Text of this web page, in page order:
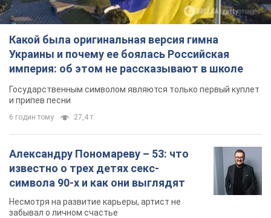
Какой была оригинальная версия гимна
Украины и почему ее боялась Российская
империя: об этом не рассказывают в школе
Государственным символом являются только первый куплет
и припев песни
6 годин тому 27,4 т.
Александру Пономареву – 53: что
известно о трех детях секс-
символа 90-х и как они выглядят
Несмотря на развитие карьеры, артист не
забывал о личном счастье